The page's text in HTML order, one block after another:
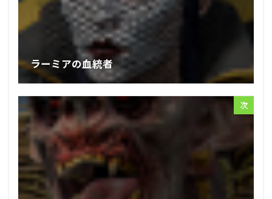
ラーミアの血統者
次